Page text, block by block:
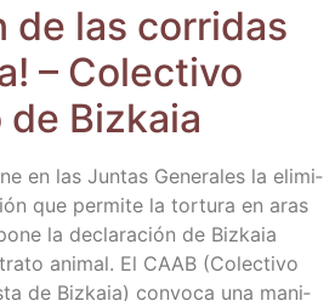
de las corri­das
– Colec­ti­vo
Bizkaia
en las Jun­tas Gene­ra­les la eli­mi­
que per­mi­te la tor­tu­ra en aras
la decla­ra­ción de Biz­kaia
ani­mal. El CAAB (Colec­ti­vo
de Biz­kaia) con­vo­ca una mani­